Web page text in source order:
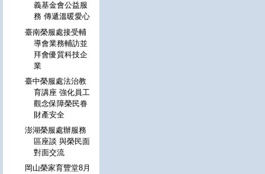
義基金會公益服
務 傳遞溫暖愛心
臺南榮服處接受輔
導會業務輔訪並
拜會優質科技企
業
臺中榮服處法治教
育講座 強化員工
觀念保障榮民眷
財產安全
澎湖榮服處辦服務
區座談 與榮民面
對面交流
岡山榮家育豐堂8月